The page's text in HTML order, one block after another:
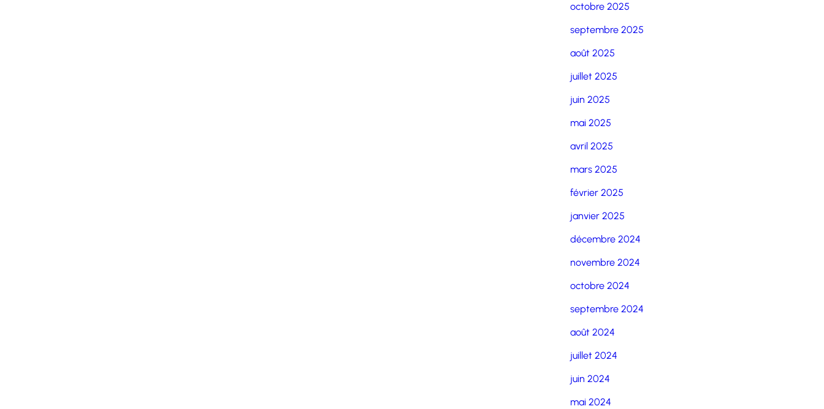
octobre 2025
septembre 2025
août 2025
juillet 2025
juin 2025
mai 2025
avril 2025
mars 2025
février 2025
janvier 2025
décembre 2024
novembre 2024
octobre 2024
septembre 2024
août 2024
juillet 2024
juin 2024
mai 2024